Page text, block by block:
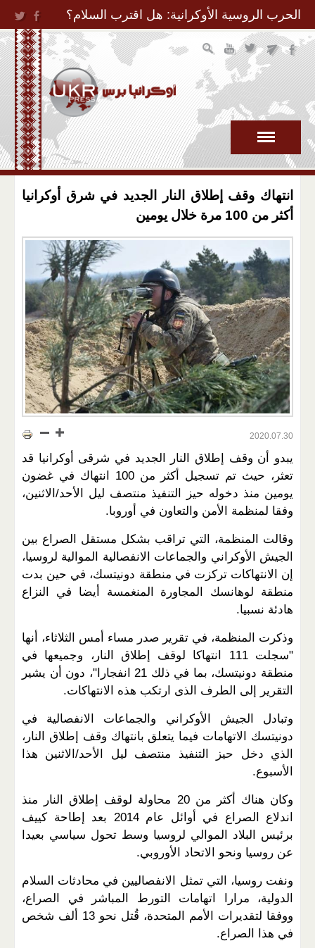
Jump to Navigation
الحرب الروسية الأوكرانية: هل اقترب السلام؟
انتهاك وقف إطلاق النار الجديد في شرق أوكرانيا
أكثر من 100 مرة خلال يومين
2020.07.30
يبدو أن وقف إطلاق النار الجديد في شرقى أوكرانيا قد
تعثر، حيث تم تسجيل أكثر من 100 انتهاك في غضون
يومين منذ دخوله حيز التنفيذ منتصف ليل الأحد/الاثنين،
وفقا لمنظمة الأمن والتعاون في أوروبا.
وقالت المنظمة، التي تراقب بشكل مستقل الصراع بين
الجيش الأوكراني والجماعات الانفصالية الموالية لروسيا،
إن الانتهاكات تركزت في منطقة دونيتسك، في حين بدت
منطقة لوهانسك المجاورة المنغمسة أيضا في النزاع
هادئة نسبيا.
وذكرت المنظمة، في تقرير صدر مساء أمس الثلاثاء، أنها
"سجلت 111 انتهاكا لوقف إطلاق النار، وجميعها في
منطقة دونيتسك، بما في ذلك 21 انفجارا"، دون أن يشير
التقرير إلى الطرف الذى ارتكب هذه الانتهاكات.
وتبادل الجيش الأوكراني والجماعات الانفصالية في
دونيتسك الاتهامات فيما يتعلق بانتهاك وقف إطلاق النار،
الذي دخل حيز التنفيذ منتصف ليل الأحد/الاثنين هذا
الأسبوع.
وكان هناك أكثر من 20 محاولة لوقف إطلاق النار منذ
اندلاع الصراع في أوائل عام 2014 بعد إطاحة كييف
برئيس البلاد الموالي لروسيا وسط تحول سياسي بعيدا
عن روسيا ونحو الاتحاد الأوروبي.
ونفت روسيا، التي تمثل الانفصاليين في محادثات السلام
الدولية، مرارا اتهامات التورط المباشر في الصراع،
ووفقا لتقديرات الأمم المتحدة، قُتل نحو 13 ألف شخص
في هذا الصراع.